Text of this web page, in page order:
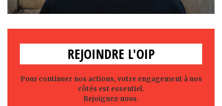
REJOINDRE L'OIP
Pour continuer nos actions, votre engagement à nos
côtés est essentiel.
Rejoignez-nous.